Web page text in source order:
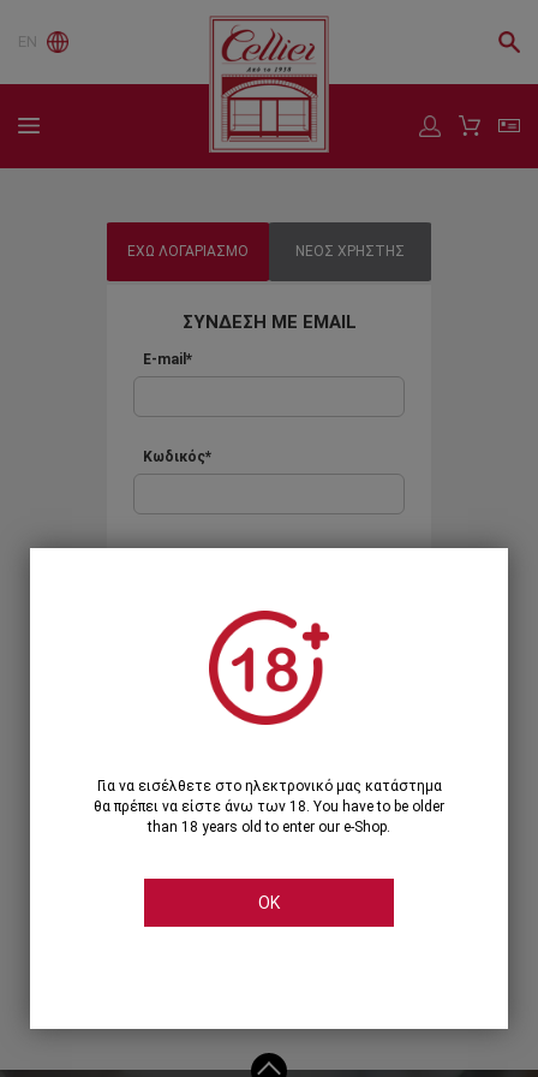
EN
ΕΧΩ ΛΟΓΑΡΙΑΣΜΟ ΝΕΟΣ ΧΡΗΣΤΗΣ
ΣΥΝΔΕΣΗ ΜΕ EMAIL
E-mail*
Κωδικός*
Ξεχάσατε τον κωδικό;
Ή
ΣΥΝΔΕΣΗ ΜΕ ...
Για να εισέλθετε στο ηλεκτρονικό μας κατάστημα
θα πρέπει να είστε άνω των 18. You have to be older
than 18 years old to enter our e-Shop.
OK